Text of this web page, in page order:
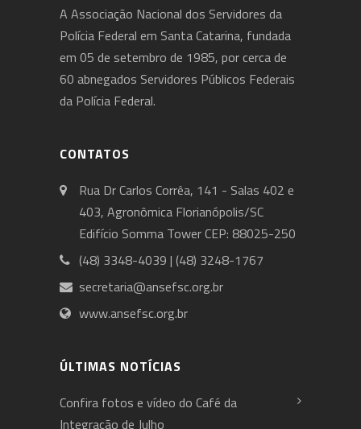
A Associação Nacional dos Servidores da
Polícia Federal em Santa Catarina, fundada
em 05 de setembro de 1985, por cerca de
60 abnegados Servidores Públicos Federais
da Polícia Federal.
CONTATOS
Rua Dr Carlos Corrêa, 141 - Salas 402 e
403, Agronômica Florianópolis/SC
Edifício Somma Tower CEP: 88025-250
(48) 3348-4039 | (48) 3248-1767
secretaria@ansefsc.org.br
www.ansefsc.org.br
ÚLTIMAS NOTÍCIAS
Confira fotos e vídeo do Café da
Integração de Julho